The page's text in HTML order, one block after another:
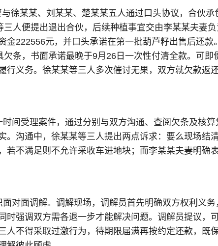
徐某某、刘某某、楚某某五人通过口头协议，合伙承
人便提出退出合伙，后续种植事宜交由李某某夫妻
金222556元，并口头承诺在第一批葫芦籽出售后还款
条，书面承诺最晚于9月26日一次性付清全款。可即
行义务。徐某某等三人多次催讨无果，双方就欠款返
间受理案件，通过分别与双方沟通、查阅欠条及核
。沟通中，徐某某等三人提出两点诉求：要么现场结
若不满足则不允许采收车进地块；而李某某夫妻明确
对面调解。调解现场，调解员首先明确双方权利义
时强调双方需各退一步才能解决问题。调解员提议，
人不得采取过激行为，待期限届满再按约定还款，既